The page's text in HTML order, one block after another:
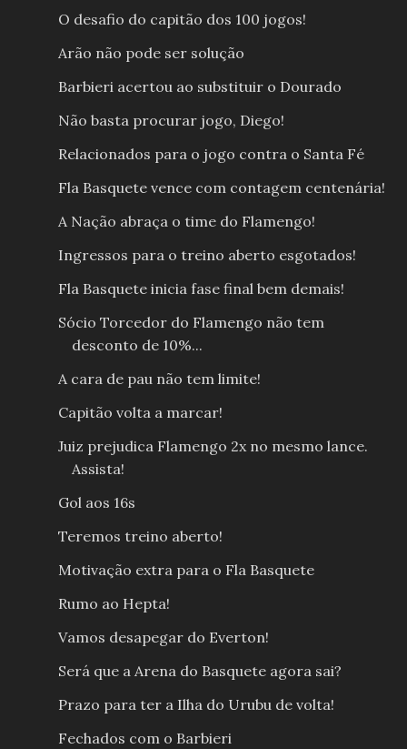
O desafio do capitão dos 100 jogos!
Arão não pode ser solução
Barbieri acertou ao substituir o Dourado
Não basta procurar jogo, Diego!
Relacionados para o jogo contra o Santa Fé
Fla Basquete vence com contagem centenária!
A Nação abraça o time do Flamengo!
Ingressos para o treino aberto esgotados!
Fla Basquete inicia fase final bem demais!
Sócio Torcedor do Flamengo não tem
desconto de 10%...
A cara de pau não tem limite!
Capitão volta a marcar!
Juiz prejudica Flamengo 2x no mesmo lance.
Assista!
Gol aos 16s
Teremos treino aberto!
Motivação extra para o Fla Basquete
Rumo ao Hepta!
Vamos desapegar do Everton!
Será que a Arena do Basquete agora sai?
Prazo para ter a Ilha do Urubu de volta!
Fechados com o Barbieri